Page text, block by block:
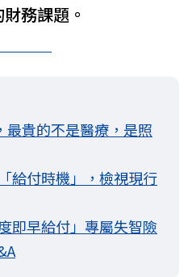
務課題。
最貴的不是醫療，是照
給付時機」，檢視現行
即早給付」專屬失智險